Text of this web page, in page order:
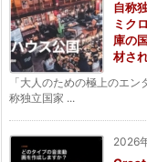
自称
ミク
庫の
材さ
「大人のための極上のエ
称独立国家 ...
2026